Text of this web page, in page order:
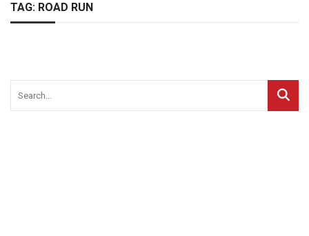
TAG: ROAD RUN